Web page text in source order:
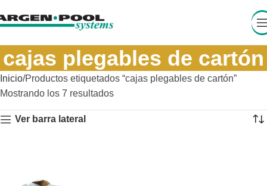
cajas plegables de cartón
Inicio Productos etiquetados “cajas plegables de cartón”
Mostrando los 7 resultados
Ver barra lateral